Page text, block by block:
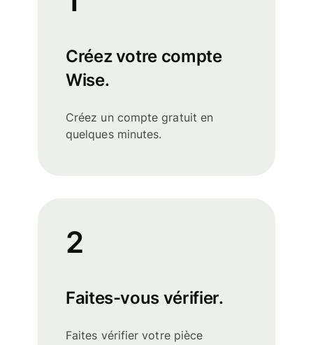
Créez votre compte
Wise.
Créez un compte gratuit en
quelques minutes.
2
Faites-vous vérifier.
Faites vérifier votre pièce